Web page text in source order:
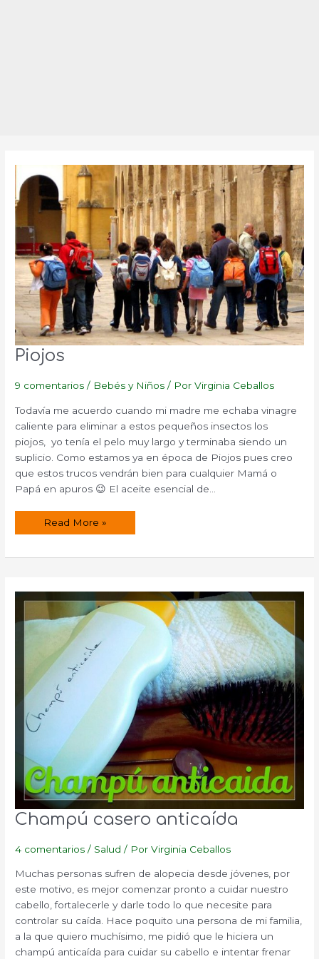
Piojos
9 comentarios / Bebés y Niños / PorVirginia Ceballos
Todavía me acuerdo cuando mi madre me echaba vinagre
caliente para eliminar a estos pequeños insectos los
piojos, yo tenía el pelo muy largo y terminaba siendo un
suplicio. Como estamos ya en época de Piojos pues creo
que estos trucos vendrán bien para cualquier Mamá o
Papá en apuros 😉 El aceite esencial de…
Piojos
Read More »
Champú casero anticaída
4 comentarios / Salud / PorVirginia Ceballos
Muchas personas sufren de alopecia desde jóvenes, por
este motivo, es mejor comenzar pronto a cuidar nuestro
cabello, fortalecerle y darle todo lo que necesite para
controlar su caída. Hace poquito una persona de mi familia,
a la que quiero muchísimo, me pidió que le hiciera un
champú anticaída para cuidar su cabello e intentar frenar